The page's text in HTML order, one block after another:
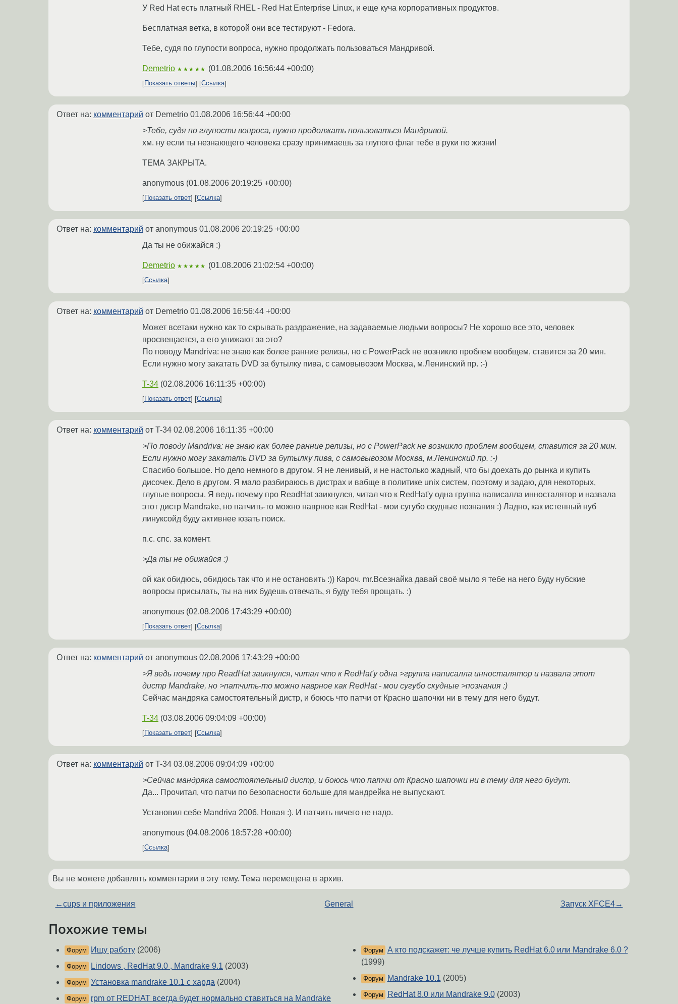
У Red Hat есть платный RHEL - Red Hat Enterprise Linux, и еще куча корпоративных продуктов.
Бесплатная ветка, в которой они все тестируют - Fedora.
Тебе, судя по глупости вопроса, нужно продолжать пользоваться Мандривой.
Demetrio ★★★★★ (01.08.2006 16:56:44 +00:00)
Показать ответы Ссылка
Ответ на: комментарий от Demetrio 01.08.2006 16:56:44 +00:00
>Тебе, судя по глупости вопроса, нужно продолжать пользоваться Мандривой.
хм. ну если ты незнающего человека сразу принимаешь за глупого флаг тебе в руки по жизни!
ТЕМА ЗАКРЫТА.
anonymous (01.08.2006 20:19:25 +00:00)
Показать ответ Ссылка
Ответ на: комментарий от anonymous 01.08.2006 20:19:25 +00:00
Да ты не обижайся :)
Demetrio ★★★★★ (01.08.2006 21:02:54 +00:00)
Ссылка
Ответ на: комментарий от Demetrio 01.08.2006 16:56:44 +00:00
Может всетаки нужно как то скрывать раздражение, на задаваемые людьми вопросы? Не хорошо все это, человек
просвещается, а его унижают за это?
По поводу Mandriva: не знаю как более ранние релизы, но c PowerPack не возникло проблем вообщем, ставится за 20 мин.
Если нужно могу закатать DVD за бутылку пива, с самовывозом Москва, м.Ленинский пр. :-)
T-34 (02.08.2006 16:11:35 +00:00)
Показать ответ Ссылка
Ответ на: комментарий от T-34 02.08.2006 16:11:35 +00:00
>По поводу Mandriva: не знаю как более ранние релизы, но c PowerPack не возникло проблем вообщем, ставится за 20 мин.
Если нужно могу закатать DVD за бутылку пива, с самовывозом Москва, м.Ленинский пр. :-)
Спасибо большое. Но дело немного в другом. Я не ленивый, и не настолько жадный, что бы доехать до рынка и купить
дисочек. Дело в другом. Я мало разбираюсь в дистрах и вабще в политике unix систем, поэтому и задаю, для некоторых,
глупые вопросы. Я ведь почему про ReadHat заикнулся, читал что к RedHat'у одна группа написалла инносталятор и назвала
этот дистр Mandrake, но патчить-то можно наврное как RedHat - мои сугубо скудные познания :) Ладно, как истенный нуб
линуксойд буду активнее юзать поиск.
п.с. спс. за комент.
>Да ты не обижайся :)
ой как обидюсь, обидюсь так что и не остановить :)) Кароч. mr.Всезнайка давай своё мыло я тебе на него буду нубские
вопросы присылать, ты на них будешь отвечать, я буду тебя прощать. :)
anonymous (02.08.2006 17:43:29 +00:00)
Показать ответ Ссылка
Ответ на: комментарий от anonymous 02.08.2006 17:43:29 +00:00
>Я ведь почему про ReadHat заикнулся, читал что к RedHat'у одна >группа написалла инносталятор и назвала этот
дистр Mandrake, но >патчить-то можно наврное как RedHat - мои сугубо скудные >познания :)
Сейчас мандряка самостоятельный дистр, и боюсь что патчи от Красно шапочки ни в тему для него будут.
T-34 (03.08.2006 09:04:09 +00:00)
Показать ответ Ссылка
Ответ на: комментарий от T-34 03.08.2006 09:04:09 +00:00
>Сейчас мандряка самостоятельный дистр, и боюсь что патчи от Красно шапочки ни в тему для него будут.
Да... Прочитал, что патчи по безопасности больше для мандрейка не выпускают.
Установил себе Mandriva 2006. Новая :). И патчить ничего не надо.
anonymous (04.08.2006 18:57:28 +00:00)
Ссылка
Вы не можете добавлять комментарии в эту тему. Тема перемещена в архив.
←cups и приложения General Запуск XFCE4→
Похожие темы
Форум Ищу работу (2006)
Форум Lindows , RedHat 9.0 , Mandrake 9.1 (2003)
Форум Установка mandrake 10.1 c харда (2004)
Форум rpm от REDHAT всегда будет нормально ставиться на Mandrake
Форум А кто подскажет: че лучше купить RedHat 6.0 или Mandrake 6.0 ?
(1999)
Форум Mandrake 10.1 (2005)
Форум RedHat 8.0 или Mandrake 9.0(2003)